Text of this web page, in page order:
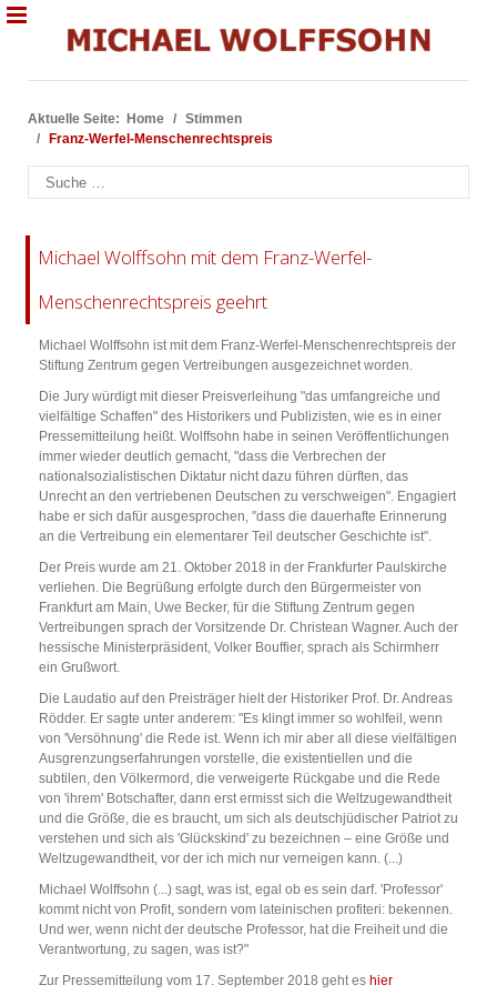
Aktuelle Seite: Home
Stimmen
Franz-Werfel-Menschenrechtspreis
Suchen
Michael Wolffsohn mit dem Franz-Werfel-
Menschenrechtspreis geehrt
Michael Wolffsohn ist mit dem Franz-Werfel-Menschenrechtspreis der
Stiftung Zentrum gegen Vertreibungen ausgezeichnet worden.
Die Jury würdigt mit dieser Preisverleihung "das umfangreiche und
vielfältige Schaffen" des Historikers und Publizisten, wie es in einer
Pressemitteilung heißt. Wolffsohn habe in seinen Veröffentlichungen
immer wieder deutlich gemacht, "dass die Verbrechen der
nationalsozialistischen Diktatur nicht dazu führen dürften, das
Unrecht an den vertriebenen Deutschen zu verschweigen". Engagiert
habe er sich dafür ausgesprochen, "dass die dauerhafte Erinnerung
an die Vertreibung ein elementarer Teil deutscher Geschichte ist".
Der Preis wurde am 21. Oktober 2018 in der Frankfurter Paulskirche
verliehen. Die Begrüßung erfolgte durch den Bürgermeister von
Frankfurt am Main, Uwe Becker, für die Stiftung Zentrum gegen
Vertreibungen sprach der Vorsitzende Dr. Christean Wagner. Auch der
hessische Ministerpräsident, Volker Bouffier, sprach als Schirmherr
ein Grußwort.
Die Laudatio auf den Preisträger hielt der Historiker Prof. Dr. Andreas
Rödder. Er sagte unter anderem: "Es klingt immer so wohlfeil, wenn
von 'Versöhnung' die Rede ist. Wenn ich mir aber all diese vielfältigen
Ausgrenzungserfahrungen vorstelle, die existentiellen und die
subtilen, den Völkermord, die verweigerte Rückgabe und die Rede
von 'ihrem' Botschafter, dann erst ermisst sich die Weltzugewandtheit
und die Größe, die es braucht, um sich als deutschjüdischer Patriot zu
verstehen und sich als 'Glückskind' zu bezeichnen – eine Größe und
Weltzugewandtheit, vor der ich mich nur verneigen kann. (...)
Michael Wolffsohn (...) sagt, was ist, egal ob es sein darf. 'Professor'
kommt nicht von Profit, sondern vom lateinischen profiteri: bekennen.
Und wer, wenn nicht der deutsche Professor, hat die Freiheit und die
Verantwortung, zu sagen, was ist?"
Zur Pressemitteilung vom 17. September 2018 geht es hier